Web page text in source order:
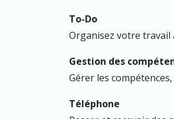
To-Do
Organisez votre travail
Gestion des
Gérer les
Téléphone